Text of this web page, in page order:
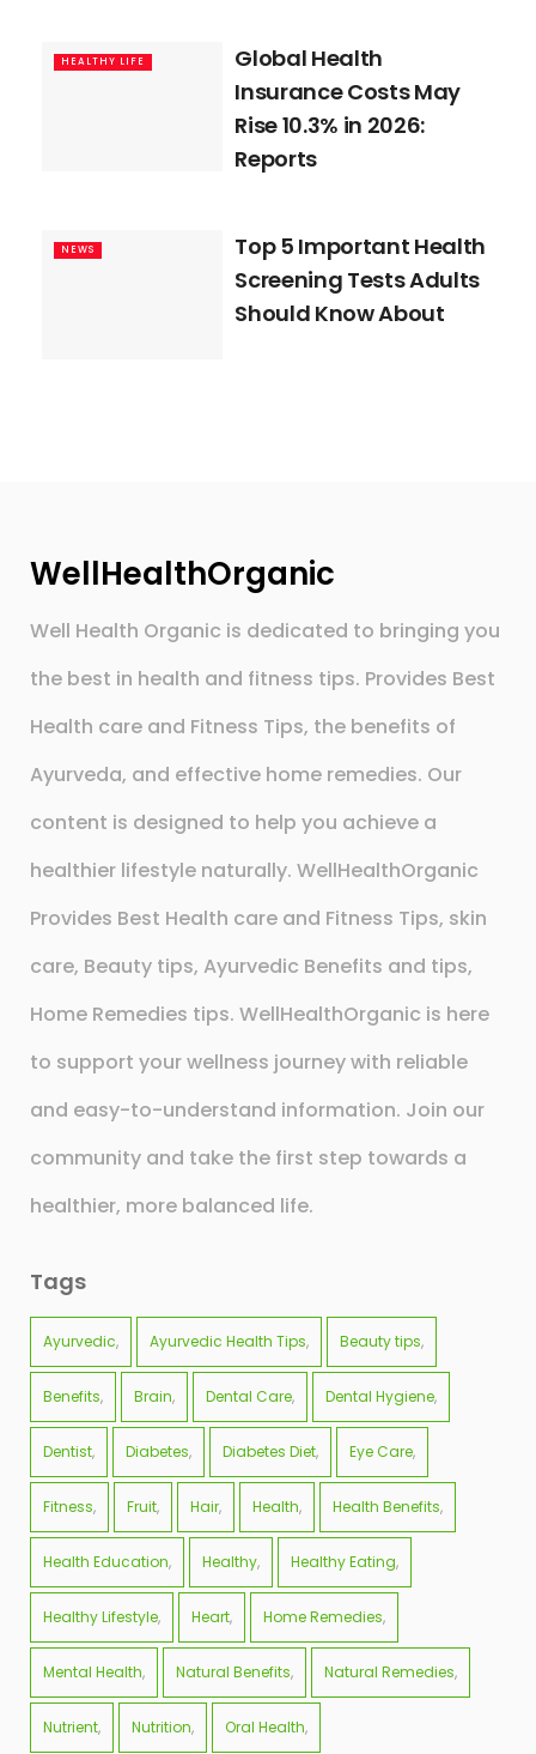
HEALTHY LIFE
Global Health
Insurance Costs May
Rise 10.3% in 2026:
Reports
NEWS
Top 5 Important Health
Screening Tests Adults
Should Know About
WellHealthOrganic
Well Health Organic is dedicated to bringing you
the best in health and fitness tips. Provides Best
Health care and Fitness Tips, the benefits of
Ayurveda, and effective home remedies. Our
content is designed to help you achieve a
healthier lifestyle naturally. WellHealthOrganic
Provides Best Health care and Fitness Tips, skin
care, Beauty tips, Ayurvedic Benefits and tips,
Home Remedies tips. WellHealthOrganic is here
to support your wellness journey with reliable
and easy-to-understand information. Join our
community and take the first step towards a
healthier, more balanced life.
Tags
Ayurvedic Ayurvedic Health Tips Beauty tips
Benefits Brain Dental Care Dental Hygiene
Dentist Diabetes Diabetes Diet Eye Care
Fitness Fruit Hair Health Health Benefits
Health Education Healthy Healthy Eating
Healthy Lifestyle Heart Home Remedies
Mental Health Natural Benefits Natural Remedies
Nutrient Nutrition Oral Health